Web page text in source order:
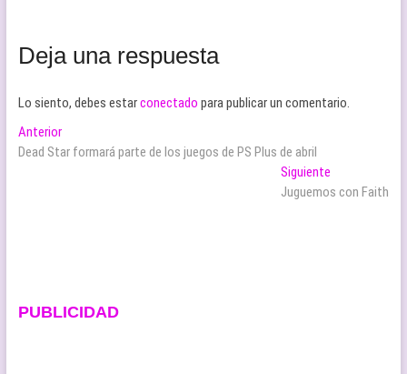
Deja una respuesta
Lo siento, debes estarconectado para publicar un comentario.
Navegación
de
AnteriorEntrada
anterior:
Dead Star formará parte de los juegos de PS Plus de abril
Siguiente
siguiente:
Juguemos con Faith
PUBLICIDAD